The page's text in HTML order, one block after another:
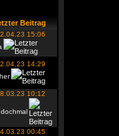
Beitrag
15:06
14:29
10:12
00:45